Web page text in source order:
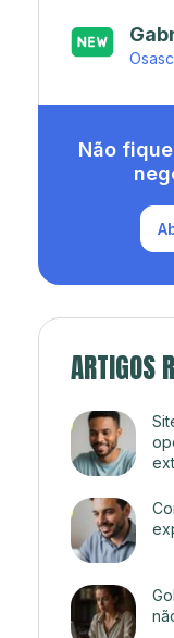
Rio
Não
ARTIGOS